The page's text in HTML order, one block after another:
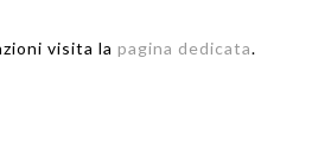
visita la pagina dedicata.